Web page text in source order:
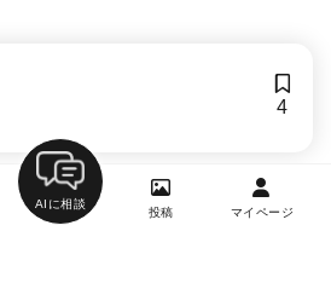
4
AIに相談
投稿 マイページ